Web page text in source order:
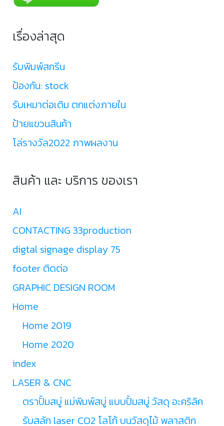
เรื่องล่าสุด
รับพิมพ์สกรีน
ป้องกัน: stock
รับเหมาต่อเติม ตกแต่งภายใน
ป้ายแขวนสินค้า
โล่รางวัล2022 ภาพผลงาน
สินค้า และ บริการ ของเรา
AI
CONTACTING 33production
digtal signage display 75
footer ติดต่อ
GRAPHIC DESIGN ROOM
Home
Home 2019
Home 2020
index
LASER & CNC
ตราปั้มสบู่ แม่พิมพ์สบู่ แบบปั้มสบู่ วัสดุ อะคริลิค
รับสลัก laser CO2 โลโก้ บนวัสดุไม้ พลาสติก